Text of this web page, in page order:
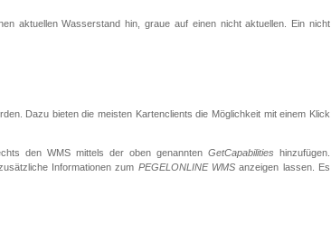
aktuellen Wasserstand hin, graue auf einen nicht aktuellen. Ein nicht
Dazu bieten die meisten Kartenclients die Möglichkeit mit einem Klick
den WMS mittels der oben genannten GetCapabilities hinzufügen.
Informationen zum PEGELONLINE WMSanzeigen lassen. Es